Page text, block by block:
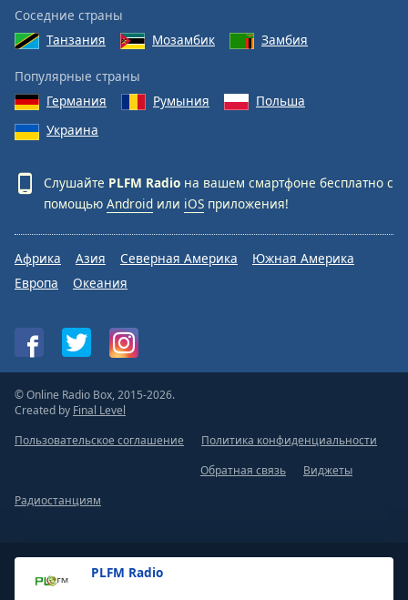
PLFM Radio
Соседние страны
Танзания
Мозамбик Замбия
Популярные страны
Германия
Румыния
Польша
Украина
Слушайте PLFM Radio на вашем смартфоне бесплатно с
помощью Android или iOS приложения!
Африка Азия Северная Америка
Южная Америка
Европа
Океания
© Online Radio Box, 2015-2026.
Created by Final Level
Пользовательское соглашение
Политика конфиденциальности
Обратная связь
Виджеты
Радиостанциям